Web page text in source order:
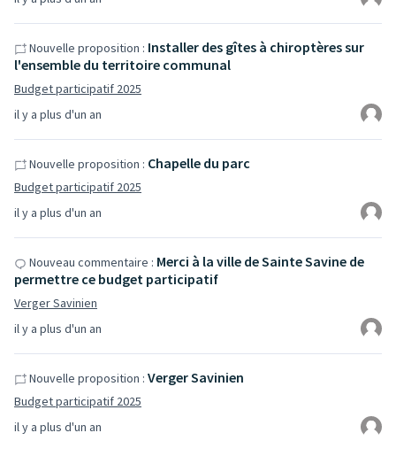
il y a plus d'un an
Nouvelle proposition : Installer des gîtes à chiroptères sur
l'ensemble du territoire communal
Budget participatif 2025
il y a plus d'un an
Nouvelle proposition : Chapelle du parc
Budget participatif 2025
il y a plus d'un an
Nouveau commentaire : Merci à la ville de Sainte Savine de
permettre ce budget participatif
Verger Savinien
il y a plus d'un an
Nouvelle proposition : Verger Savinien
Budget participatif 2025